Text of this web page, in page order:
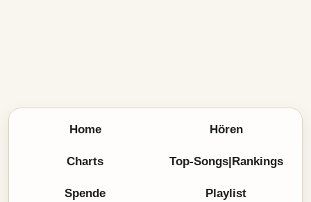
Home Hören
Charts Top-Songs|Rankings
Spende Playlist